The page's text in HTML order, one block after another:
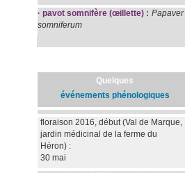
· pavot somnifère (œillette) : Papaver
somniferum
Quelques
événements phénologiques
floraison 2016, début (Val de Marque,
jardin médicinal de la ferme du
Héron) :
30 mai